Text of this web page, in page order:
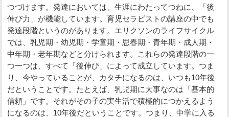
つづけます。発達においては、生涯にわたってつねに、「後
伸び力」が機能しています。育児セラピストの講座の中でも
発達段階というのがあります。エリクソンのライフサイクル
では、乳児期・幼児期・学童期・思春期・青年期・成人期・
中年期・老年期などと分けられます。これらの発達段階の一
つ一つは、すべて「後伸び」によって成立しています。つま
り、今やっていることが、カタチになるのは、いつも10年後
だということです。たとえば、乳児期に大事なのは「基本的
信頼」です。それがその子の実生活で積極的につかえるよう
になるのは、10年後だということです。つまり、中学に入る